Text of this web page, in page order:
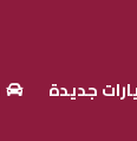
جديدة